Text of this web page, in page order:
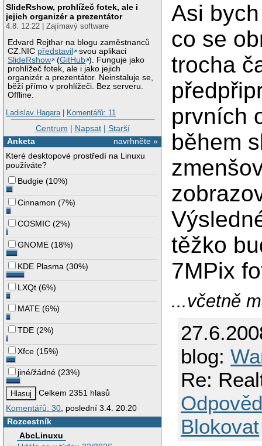
SlideRshow, prohlížeč fotek, ale i
jejich organizér a prezentátor
4.8. 12:22 | Zajímavý software
Edvard Rejthar na blogu zaměstnanců
CZ.NIC představil
svou aplikaci
SlideRshow
(GitHub ). Funguje jako
prohlížeč fotek, ale i jako jejich
organizér a prezentátor. Neinstaluje se,
běží přímo v prohlížeči. Bez serveru.
Offline.
Ladislav Hagara| Komentářů: 11
Centrum | Napsat| Starší
navrhněte »
Anketa
Které desktopové prostředí na Linuxu
používáte?
Budgie (10%)
Cinnamon (7%)
COSMIC (2%)
GNOME (18%)
KDE Plasma (30%)
LXQt (6%)
MATE (6%)
TDE (2%)
Xfce (15%)
jiné/žádné (23%)
Celkem 2351 hlasů
Komentářů: 30 , poslední 3.4. 20:20
Rozcestník
AbcLinuxu
Asi
co se
trocha
prvních
během
těžko
7MPix
...včetně
blog:
Re:
Blokovat